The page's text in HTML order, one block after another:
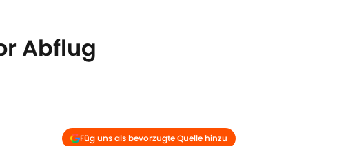
Abflug
Füg uns als bevorzugte Quelle hinzu